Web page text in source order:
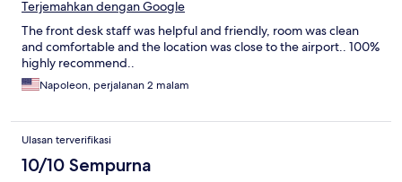
Terjemahkan dengan Google
The front desk staff was helpful and friendly, room was clean
and comfortable and the location was close to the airport.. 100%
highly recommend..
Napoleon, perjalanan 2 malam
Ulasan terverifikasi
10/10 Sempurna